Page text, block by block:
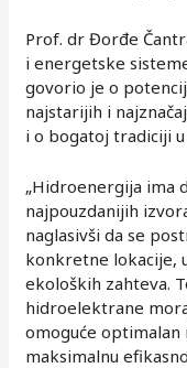
Prof. dr Đorđe
i energetske
govorio je o
najstarijih i
i o bogatoj tradiciji
„Hidroenergija ima
najpouzdanijih
naglasivši da se
konkretne lokacije,
ekoloških zahteva.
hidroelektrane
omoguće
maksimalnu